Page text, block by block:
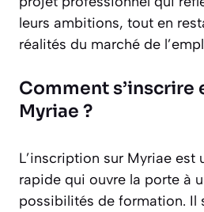
leurs ambitions, tout en
réalités du marché de
Comment s’inscrire
Myriae ?
L’inscription sur Myriae est
rapide qui ouvre la porte à
possibilités de formation. Il